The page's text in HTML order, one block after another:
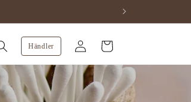
Händler EinloggenWarenkorb